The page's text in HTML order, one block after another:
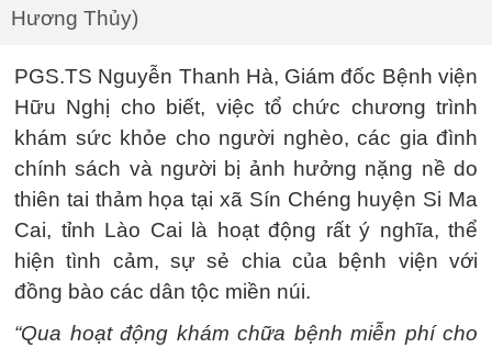
Hương Thủy)
PGS.TS Nguyễn Thanh Hà, Giám đốc Bệnh viện
Hữu Nghị cho biết, việc tổ chức chương trình
khám sức khỏe cho người nghèo, các gia đình
chính sách và người bị ảnh hưởng nặng nề do
thiên tai thảm họa tại xã Sín Chéng huyện Si Ma
Cai, tỉnh Lào Cai là hoạt động rất ý nghĩa, thể
hiện tình cảm, sự sẻ chia của bệnh viện với
đồng bào các dân tộc miền núi.
“Qua hoạt động khám chữa bệnh miễn phí cho